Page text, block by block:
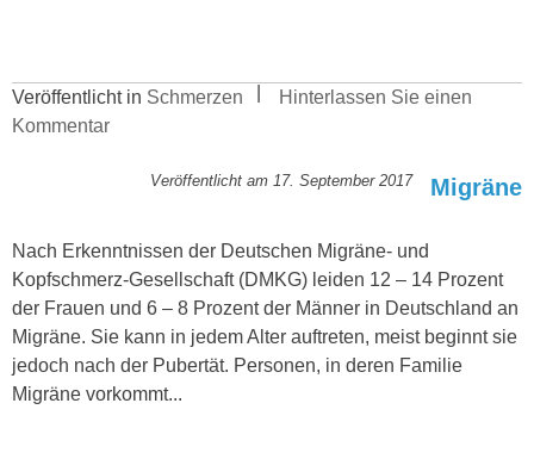
Veröffentlicht in Schmerzen
Hinterlassen Sie einen
Kommentar
Migräne
Veröffentlicht am 17. September 2017
Nach Erkenntnissen der Deutschen Migräne- und
Kopfschmerz-Gesellschaft (DMKG) leiden 12 – 14 Prozent
der Frauen und 6 – 8 Prozent der Männer in Deutschland an
Migräne. Sie kann in jedem Alter auftreten, meist beginnt sie
jedoch nach der Pubertät. Personen, in deren Familie
Migräne vorkommt...